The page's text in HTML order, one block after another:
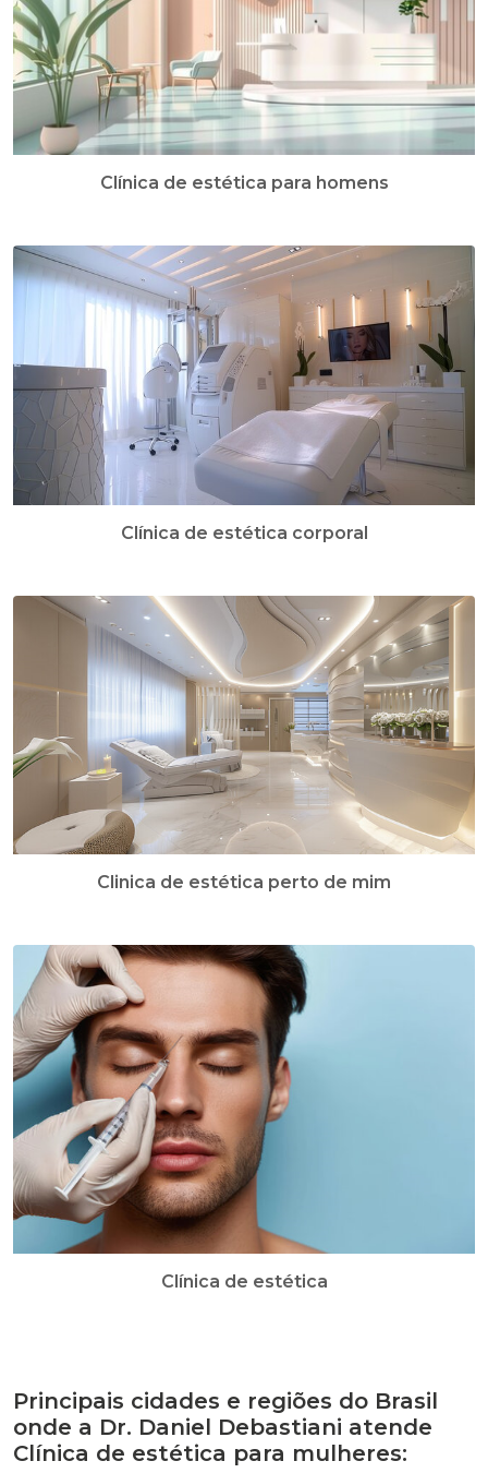
Clínica de estética para homens
Clínica de estética corporal
Clinica de estética perto de mim
Clínica de estética
Principais cidades e regiões do Brasil
onde a Dr. Daniel Debastiani atende
Clínica de estética para mulheres: